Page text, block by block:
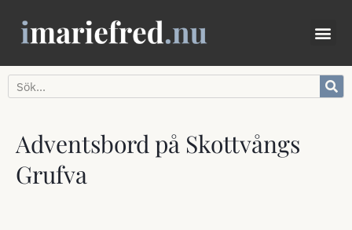
Adventsbord på Skottvångs
Grufva